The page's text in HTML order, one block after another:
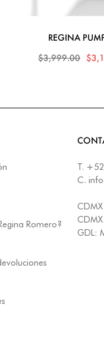
REGINA
$3,999.00
Romero?
T.
C.
CDMX:
CDMX:
GDL: